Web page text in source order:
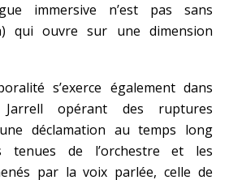
immersive n’est pas sans
qui ouvre sur une dimension
s’exerce également dans
Jarrell opérant des ruptures
déclamation au temps long
tenues de l’orchestre et les
par la voix parlée, celle de